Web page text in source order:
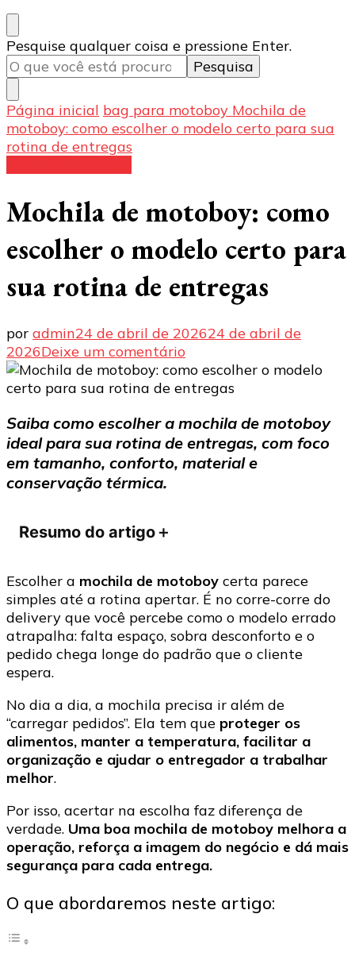
Procurando
algo?
Pesquise qualquer coisa e pressione Enter.
Página inicial bag para motoboy Mochila de
motoboy: como escolher o modelo certo para sua
rotina de entregas
Mochila de motoboy: como
escolher o modelo certo para
sua rotina de entregas
por admin24 de abril de 202624 de abril de
2026Deixe um comentárioem
Mochila
de
como
escolher
o
entregas
Saiba como escolher a mochila de motoboy
ideal para sua rotina de entregas, com foco
em tamanho, conforto, material e
conservação térmica.
Resumo do artigo＋
Escolher a mochila de motoboy certa parece
simples até a rotina apertar. É no corre-corre do
delivery que você percebe como o modelo errado
atrapalha: falta espaço, sobra desconforto e o
pedido chega longe do padrão que o cliente
espera.
No dia a dia, a mochila precisa ir além de
“carregar pedidos”. Ela tem que proteger os
alimentos, manter a temperatura, facilitar a
organização e ajudar o entregador a trabalhar
melhor.
Por isso, acertar na escolha faz diferença de
verdade. Uma boa mochila de motoboy melhora a
operação, reforça a imagem do negócio e dá mais
segurança para cada entrega.
O que abordaremos neste artigo: